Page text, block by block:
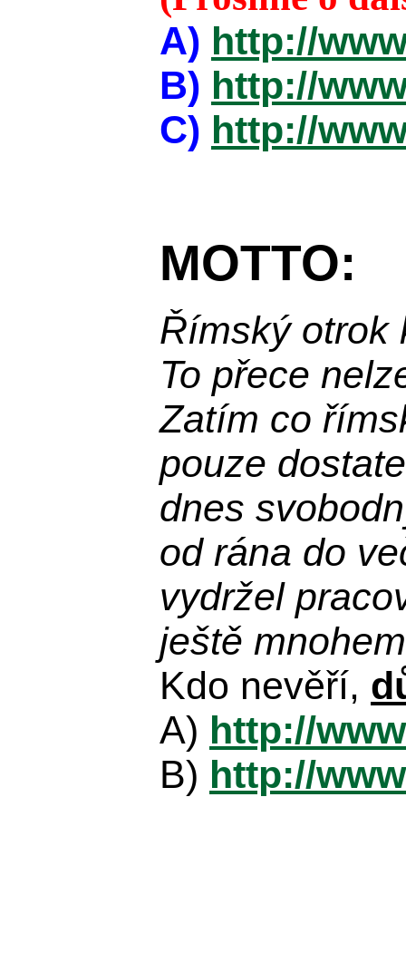
A) http://
B) http://
C) http://
MOTTO:
Římský otrok
To přece
Zatím co
pouze
dnes
od rána do
vydržel
ještě
Kdo nevěří,
A) http://
B) http://